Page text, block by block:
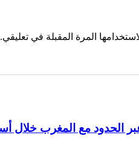
المرة المقبلة في تعليقي.